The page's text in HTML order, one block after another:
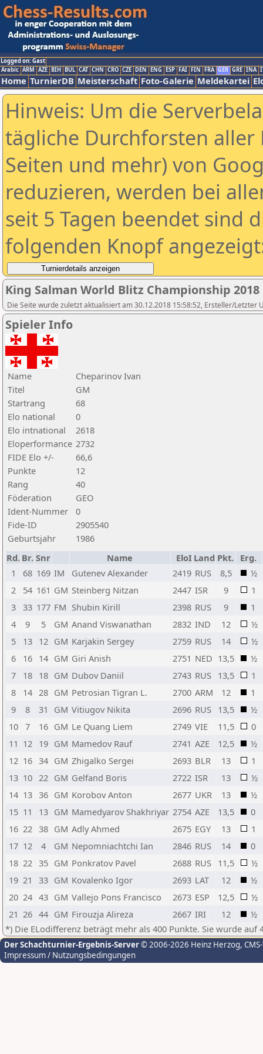
Logged on: Gast
Arabic ARM AZE BIH BUL CAT CHN CRO CZE DEN ENG ESP FAI FIN FRA GER GRE INA
Home TurnierDB Meisterschaft Foto-Galerie Meldekartei
Hinweis: Um die
tägliche Durchforsten aller
Seiten und mehr) von
reduzieren, werden bei
seit 5 Tagen beendet sind
folgenden Knopf
King Salman World Blitz Championship 2018
Die Seite wurde zuletzt aktualisiert am 30.12.2018 15:58:52, Ersteller/Letzter
Spieler Info
Name
Cheparinov Ivan
Titel
GM
Startrang
68
Elo national
0
Elo intnational
2618
Eloperformance 2732
FIDE Elo +/-
66,6
Punkte
12
Rang
40
Föderation
GEO
Ident-Nummer
0
Fide-ID
2905540
Geburtsjahr
1986
Rd. Br. Snr Name EloI Land Pkt. Erg.
1
68 169 IM Gutenev Alexander 2419 RUS 8,5
½
2
54 161 GM Steinberg Nitzan 2447 ISR 9
1
3
33 177 FM Shubin Kirill 2398 RUS 9
1
4
9 5 GM Anand Viswanathan 2832 IND 12
½
5
13 12 GM Karjakin Sergey 2759 RUS 14
½
6
16 14 GM Giri Anish 2751 NED 13,5
½
7
18 18 GM Dubov Daniil 2743 RUS 13,5
1
8
14 28 GM Petrosian Tigran L. 2700 ARM 12
1
9
8 31 GM Vitiugov Nikita 2696 RUS 13,5
½
10
7 16 GM Le Quang Liem 2749 VIE 11,5
0
11 12 19 GM Mamedov Rauf 2741 AZE 12,5
½
12 16 34 GM Zhigalko Sergei 2693 BLR 13
1
13 10 22 GM Gelfand Boris 2722 ISR 13
½
14 13 36 GM Korobov Anton 2677 UKR 13
½
15 11 13 GM Mamedyarov Shakhriyar 2754 AZE 13,5
0
16 22 38 GM Adly Ahmed 2675 EGY 13
1
17 12 4 GM Nepomniachtchi Ian 2846 RUS 14
0
18 22 35 GM Ponkratov Pavel 2688 RUS 11,5
½
19 21 33 GM Kovalenko Igor 2693 LAT 12
½
20 24 43 GM Vallejo Pons Francisco 2673 ESP 12,5
½
21 26 44 GM Firouzja Alireza 2667 IRI 12
½
*) Die ELodifferenz beträgt mehr als 400 Punkte. Sie wurde auf
Der Schachturnier-Ergebnis-Server© 2006-2026 Heinz Herzog,
Impressum / Nutzungsbedingungen